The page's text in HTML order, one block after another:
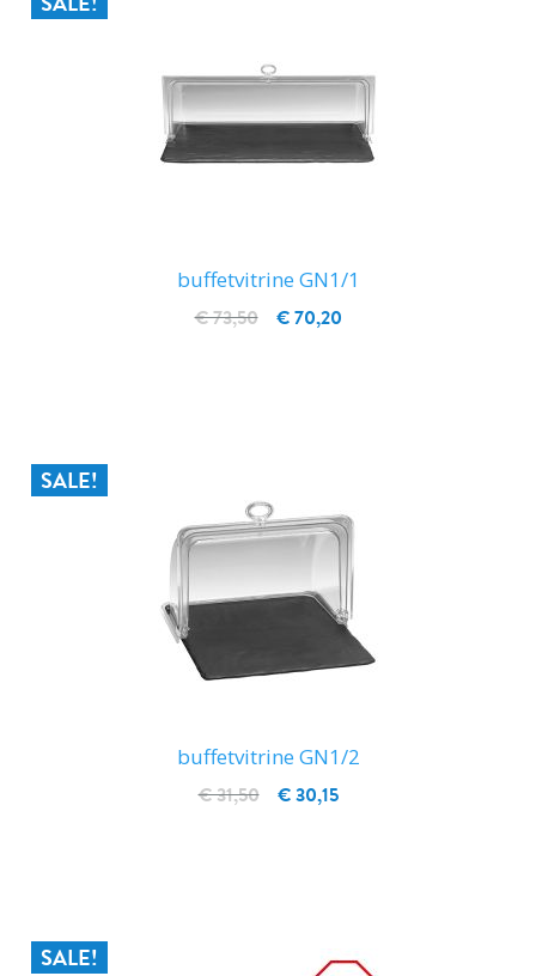
buffetvitrine GN1/1
€ 70,20
€ 73,50
SALE!
buffetvitrine GN1/2
€ 30,15
€ 31,50
SALE!